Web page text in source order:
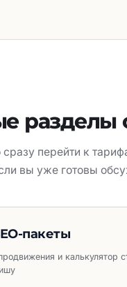
разделы
перейти к
вы уже готовы
пакеты
и калькулятор